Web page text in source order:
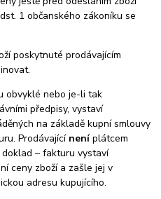
1 občanského zákoníku se
poskytnuté prodávajícím
nebo je-li tak
předpisy, vystaví
na základě kupní smlouvy
Prodávající neníplátcem
– fakturu vystaví
ceny zboží a zašle jej v
adresu kupujícího.